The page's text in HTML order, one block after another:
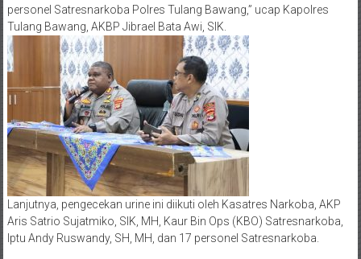
personel Satresnarkoba Polres Tulang Bawang,” ucap Kapolres
Tulang Bawang, AKBP Jibrael Bata Awi, SIK.
Lanjutnya, pengecekan urine ini diikuti oleh Kasatres Narkoba, AKP
Aris Satrio Sujatmiko, SIK, MH, Kaur Bin Ops (KBO) Satresnarkoba,
Iptu Andy Ruswandy, SH, MH, dan 17 personel Satresnarkoba.